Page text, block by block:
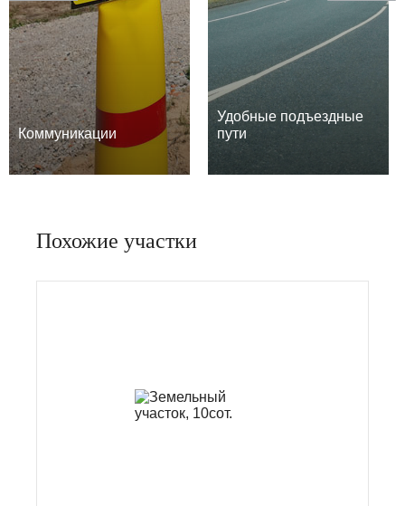
Коммуникации
Удобные подъездные
пути
Похожие участки